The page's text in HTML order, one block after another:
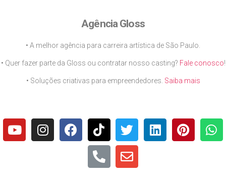
Agência Gloss
• A melhor agência para carreira artística de São Paulo.
• Quer fazer parte da Gloss ou contratar nosso casting? Fale conosco!
• Soluções criativas para empreendedores. Saiba mais